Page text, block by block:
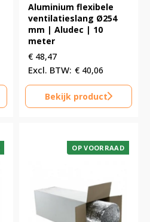
Aluminium flexibele
ventilatieslang Ø254
mm | Aludec | 10
meter
€ 48,47
€ 40,06
Bekijk product
OP VOORRAAD